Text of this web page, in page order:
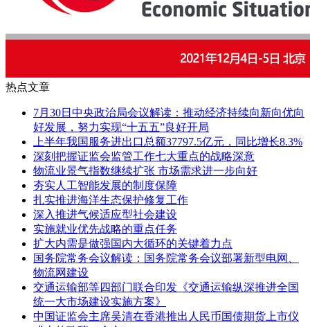
热点文章
7月30日中央政治局会议解读：推动经济持续向新向优向
好发展，努力实现“十五五”良好开局
上半年我国服务进出口总额37797.5亿元，同比增长8.3%
深刻把握证监会监管工作七大重点的战略深意
物流业景气指数继续扩张 市场需求进一步向好
夯实人工智能发展的制度保障
扎实推进海洋生态保护修复工作
深入推进气候适应型社会建设
实施就业优先战略的重点任务
扩大内需是做强国内大循环的关键着力点
国务院常务会议解读：国务院常务会议部署新型电网、
物流网建设
交通运输部等四部门联合印发《交通运输纵深推进全国
统一大市场建设实施方案》
中国证监会主席吴清在香港推出人民币国债期货上市仪